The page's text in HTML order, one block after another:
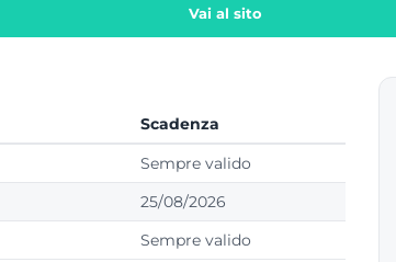
Vai al sito
Scadenza
Sempre valido
25/08/2026
Sempre valido